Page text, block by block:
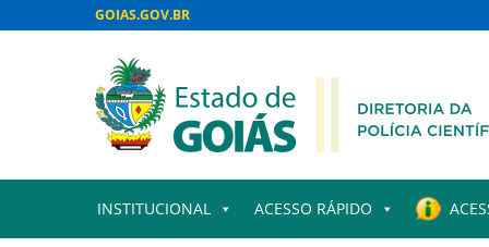
GOIAS.GOV.BR
INSTITUCIONAL ACESSO RÁPIDO